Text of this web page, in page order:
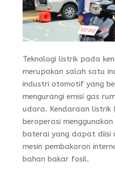
Teknologi listrik pada
merupakan salah satu
industri otomotif yang
mengurangi emisi gas
udara. Kendaraan listrik
beroperasi
baterai yang dapat diisi
mesin pembakaran
bahan bakar fosil.